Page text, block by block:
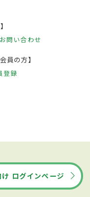
お問い合わせ
員の方】
登録
ログインページ